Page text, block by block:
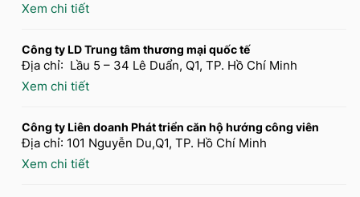
Xem chi tiết
Công ty LD Trung tâm thương mại quốc tế
Địa chỉ: Lầu 5 – 34 Lê Duẩn, Q1, TP. Hồ Chí Minh
Xem chi tiết
Công ty Liên doanh Phát triển căn hộ hướng công viên
Địa chỉ: 101 Nguyễn Du,Q1, TP. Hồ Chí Minh
Xem chi tiết